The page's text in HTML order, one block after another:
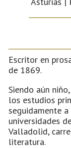
Escritor en
de 1869.
Siendo aún
los estudios
seguidamente
universidades
Valladolid,
literatura.